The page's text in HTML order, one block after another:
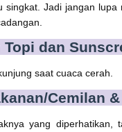
singkat. Jadi jangan lupa
Topi dan
saat cuaca cerah.
Cemilan
yang diperhatikan,